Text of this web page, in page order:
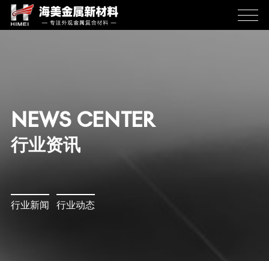
NEWS CENTER
行业资讯
行业新闻 行业动态